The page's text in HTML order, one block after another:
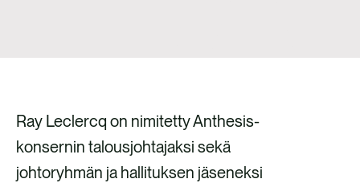
Ray Leclercq on nimitetty Anthesis-
konsernin talousjohtajaksi sekä
johtoryhmän ja hallituksen jäseneksi